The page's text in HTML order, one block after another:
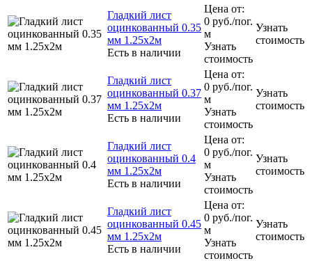
Гладкий лист
оцинкованный 0.35
мм 1.25х2м
Есть в наличии
Цена от:
0 руб./пог.
м
Узнать
стоимость
Узнать
стоимость
Гладкий лист
оцинкованный 0.37
мм 1.25х2м
Есть в наличии
Цена от:
0 руб./пог.
м
Узнать
стоимость
Узнать
стоимость
Гладкий лист
оцинкованный 0.4
мм 1.25х2м
Есть в наличии
Цена от:
0 руб./пог.
м
Узнать
стоимость
Узнать
стоимость
Гладкий лист
оцинкованный 0.45
мм 1.25х2м
Есть в наличии
Цена от:
0 руб./пог.
м
Узнать
стоимость
Узнать
стоимость